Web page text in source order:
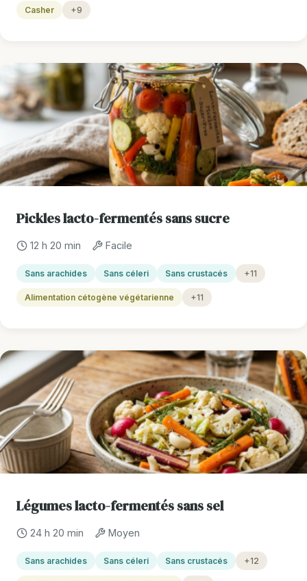
Casher +9
Pickles lacto-fermentés sans sucre
12 h 20 min Facile
Sans arachides Sans céleri Sans crustacés +11
Alimentation cétogène végétarienne +11
Légumes lacto-fermentés sans sel
24 h 20 min Moyen
Sans arachides Sans céleri Sans crustacés +12